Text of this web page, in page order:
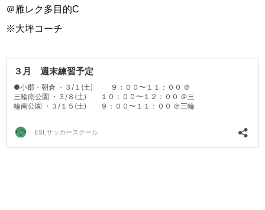
＠雁レク多目的C
※大坪コーチ